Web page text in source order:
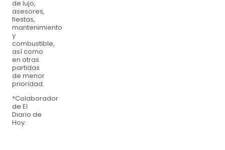
de lujo,
asesores,
fiestas,
mantenimiento
y
combustible,
así como
en otras
partidas
de menor
prioridad.
*Colaborador
de El
Diario de
Hoy.